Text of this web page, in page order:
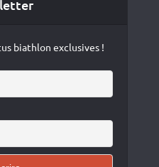
biathlon exclusives !